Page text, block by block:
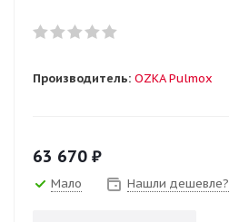
Производитель: OZKA Pulmox
63 670 ₽
Мало Нашли дешевле?